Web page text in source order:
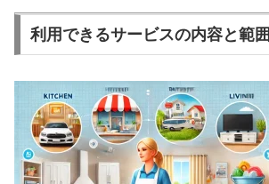
利用できるサービスの内容と範囲